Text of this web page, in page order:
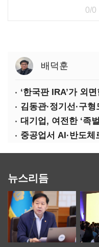
0/0
배덕훈
뉴스리듬